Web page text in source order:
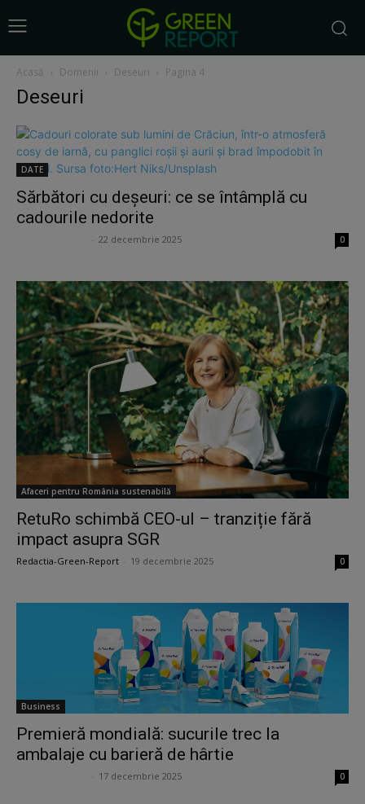
Acasă Domenii Deseuri Pagina 4
Deseuri
DATE
Sărbători cu deșeuri: ce se întâmplă cu
cadourile nedorite
22 decembrie 2025 0
Afaceri pentru România sustenabilă
RetuRo schimbă CEO-ul – tranziție fără
impact asupra SGR
Redactia-Green-Report 19 decembrie 2025 0
Business
Premieră mondială: sucurile trec la
ambalaje cu barieră de hârtie
17 decembrie 2025 0